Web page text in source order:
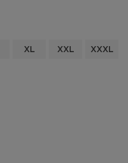
XL XXL XXXL